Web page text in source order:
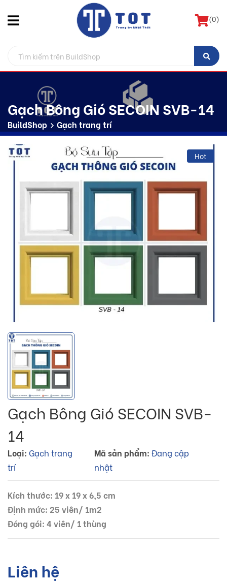
(0)
Gạch Bông Gió SECOIN SVB-14
BuildShop Gạch trang trí
Hot
Gạch Bông Gió SECOIN SVB-
14
Loại: Gạch trang
trí
Mã sản phẩm: Đang cập
nhật
Kích thước: 19 x 19 x 6,5 cm
Định mức: 25 viên/ 1m2
Đóng gói: 4 viên/ 1 thùng
Liên hệ